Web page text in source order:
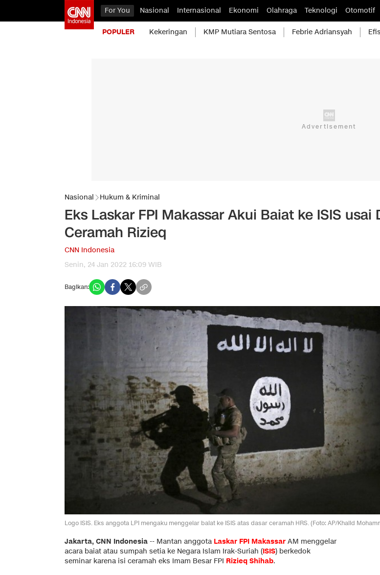
For You Nasional Internasional Ekonomi Olahraga Teknologi Otomotif
POPULER Kekeringan KMP Mutiara Sentosa Febrie Adriansyah
Nasional Hukum & Kriminal
Eks Laskar FPI Makassar Akui Baiat ke ISIS usai
Ceramah Rizieq
CNN Indonesia
Senin, 24 Jan 2022 16:09 WIB
Bagikan:
Logo ISIS. Eks anggota LPI mengaku menggelar baiat ke ISIS atas dasar ceramah HRS. (Foto: AP/Khalid
Jakarta, CNN Indonesia -- Mantan anggota Laskar FPI Makassar AM menggelar
acara baiat atau sumpah setia ke Negara Islam Irak-Suriah (ISIS) berkedok
seminar karena isi ceramah eks Imam Besar FPI Rizieq Shihab.